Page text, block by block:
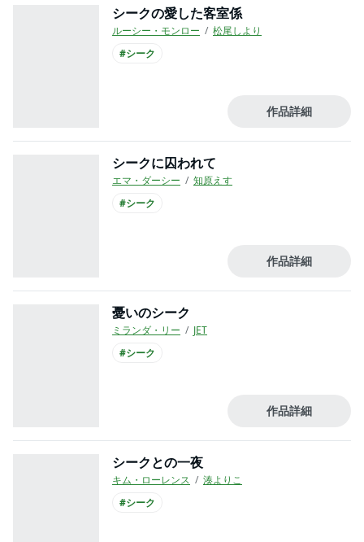
シークの愛した客室係
ルーシー・モンロー
松尾しより
#シーク
作品詳細
シークに囚われて
エマ・ダーシー
知原えす
#シーク
作品詳細
憂いのシーク
ミランダ・リー
JET
#シーク
作品詳細
シークとの一夜
キム・ローレンス
湊よりこ
#シーク